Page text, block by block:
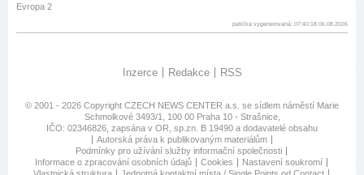
Evropa 2
patička vygenerovaná: 07:40:18 06.08.2026
Inzerce Redakce RSS
© 2001 - 2026 Copyright CZECH NEWS CENTER a.s. se sídlem náměstí Marie
Schmolkové 3493/1, 100 00 Praha 10 - Strašnice,
IČO: 02346826, zapsána v OR, sp.zn. B 19490 a dodavatelé obsahu
Autorská práva k publikovaným materiálům
Podmínky pro užívání služby informační společnosti
Informace o zpracování osobních údajů
Cookies
Nastavení soukromí